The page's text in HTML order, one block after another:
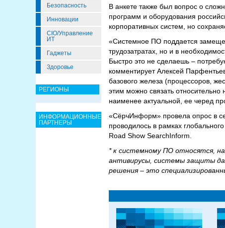
Безопасность
Инновации
CIO/Управление
ИТ
Гаджеты
Здоровье
РЕГИОНЫ
ИНФОРМАЦИОННЫЕ
ПАРТНЕРЫ
В анкете также был вопрос о
программ и оборудования
корпоративных систем, но
«Системное ПО поддается
трудозатратах, но и в
Быстро это не сделаешь –
комментирует Алексей
базового железа (процессоров,
этим можно связать
наименее актуальной, ее черед
«СёрчИнформ» провела опрос в
проводилось в рамках
Road Show SearchInform.
* к системному ПО относятся,
антивирусы, системы защиты
решения – это